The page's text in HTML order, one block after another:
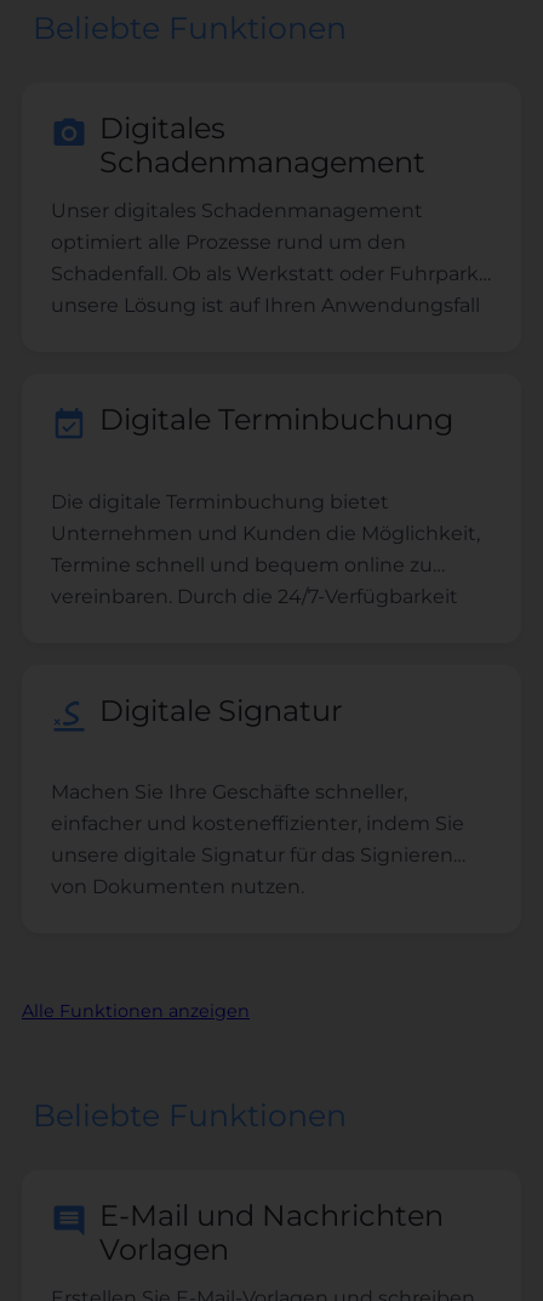
Beliebte Funktionen
Digitales
Schadenmanagement
Unser digitales Schadenmanagement
optimiert alle Prozesse rund um den
Schadenfall. Ob als Werkstatt oder Fuhrpark -
unsere Lösung ist auf Ihren Anwendungsfall
Abwicklung von Schadenfällen.
Digitale Terminbuchung
Die digitale Terminbuchung bietet
Unternehmen und Kunden die Möglichkeit,
Termine schnell und bequem online zu
vereinbaren. Durch die 24/7-Verfügbarkeit
Terminplanung. Dies steigert die Effizienz,
die Kundenbindung.
Digitale Signatur
Machen Sie Ihre Geschäfte schneller,
einfacher und kosteneffizienter, indem Sie
unsere digitale Signatur für das Signieren
von Dokumenten nutzen.
Alle Funktionen anzeigen
Beliebte Funktionen
E-Mail und Nachrichten
Vorlagen